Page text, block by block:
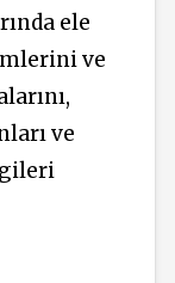
ele
ve
ve